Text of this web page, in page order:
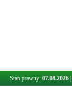
Stan prawny: 07.08.2026